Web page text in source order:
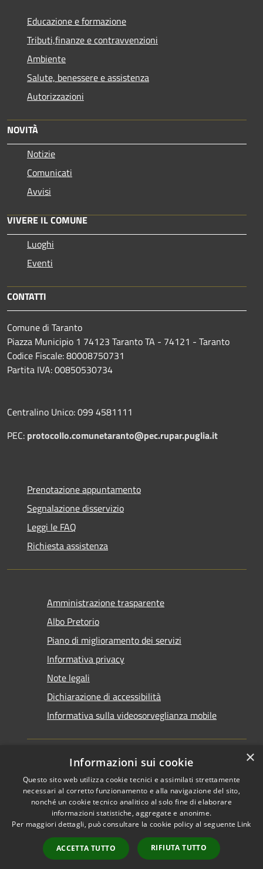
Educazione e formazione
Tributi,finanze e contravvenzioni
Ambiente
Salute, benessere e assistenza
Autorizzazioni
NOVITÀ
Notizie
Comunicati
Avvisi
VIVERE IL COMUNE
Luoghi
Eventi
CONTATTI
Comune di Taranto
Piazza Municipio 1 74123 Taranto TA - 74121 - Taranto
Codice Fiscale: 80008750731
Partita IVA: 00850530734
Centralino Unico: 099 4581111
PEC: protocollo.comunetaranto@pec.rupar.puglia.it
Prenotazione appuntamento
Segnalazione disservizio
Leggi le FAQ
Richiesta assistenza
Amministrazione trasparente
Albo Pretorio
Piano di miglioramento dei servizi
Informativa privacy
Note legali
Dichiarazione di accessibilità
Informativa sulla videosorveglianza mobile
RSS
Accessibilità
Cookie
Mappa del sito
Area riservata del
Copyright © 2026 • Comune di
Taranto • Powered by
Municipium•Accesso
redazione
×
Informazioni sui cookie
Questo sito web utilizza cookie tecnici e assimilati strettamente
necessari al corretto funzionamento e alla navigazione del sito,
nonché un cookie tecnico analitico al solo fine di elaborare
informazioni statistiche, aggregate e anonime.
Per maggiori dettagli, può consultare la cookie policy al seguente Link
ACCETTA TUTTO RIFIUTA TUTTO